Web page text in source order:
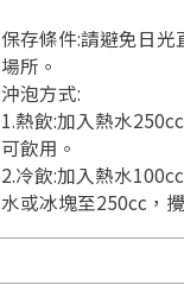
保存條件:請避免日光
場所。
沖泡方式:
1.熱飲:加入熱水
可飲用。
2.冷飲:加入熱水
水或冰塊至250cc，